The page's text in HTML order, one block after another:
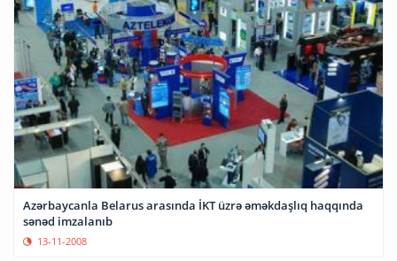
Azərbaycanla Belarus arasında İKT üzrə əməkdaşlıq haqqında
sənəd imzalanıb
13-11-2008